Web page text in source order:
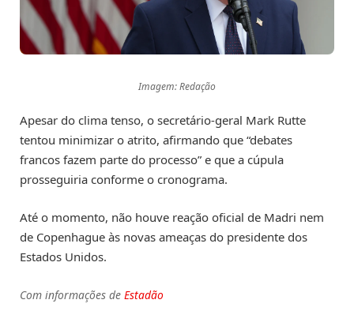
Imagem: Redação
Apesar do clima tenso, o secretário-geral Mark Rutte
tentou minimizar o atrito, afirmando que “debates
francos fazem parte do processo” e que a cúpula
prosseguiria conforme o cronograma.
Até o momento, não houve reação oficial de Madri nem
de Copenhague às novas ameaças do presidente dos
Estados Unidos.
Com informações de Estadão